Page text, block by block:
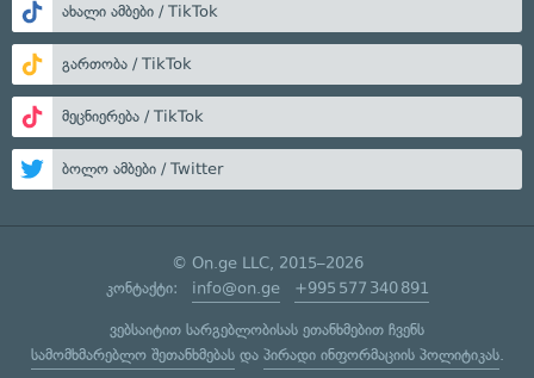
ახალი ამბები / TikTok
გართობა / TikTok
მეცნიერება / TikTok
ბოლო ამბები / Twitter
© On.ge LLC, 2015–2026
კონტაქტი: info@on.ge +995 577 340 891
ვებსაიტით სარგებლობისას ეთანხმებით ჩვენს
სამომხმარებლო შეთანხმებასდა პირადი ინფორმაციის პოლიტიკას.